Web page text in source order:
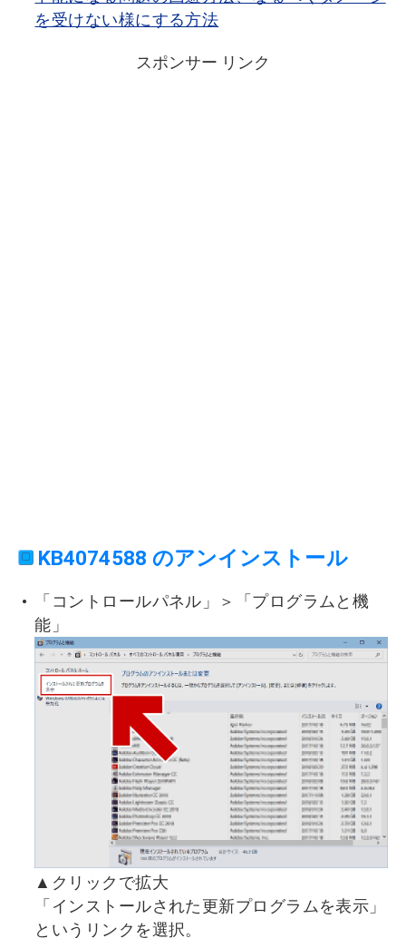
を受けない様にする方法
スポンサー リンク
KB4074588 のアンインストール
「コントロールパネル」＞「プログラムと機
能」
▲クリックで拡大
「インストールされた更新プログラムを表示」
というリンクを選択。